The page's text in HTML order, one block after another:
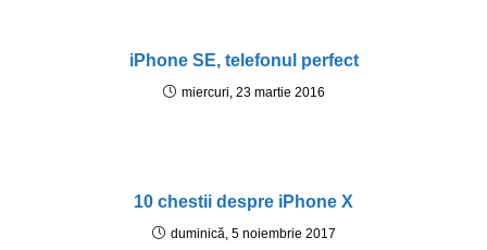
iPhone SE, telefonul perfect
miercuri, 23 martie 2016
10 chestii despre iPhone X
duminică, 5 noiembrie 2017